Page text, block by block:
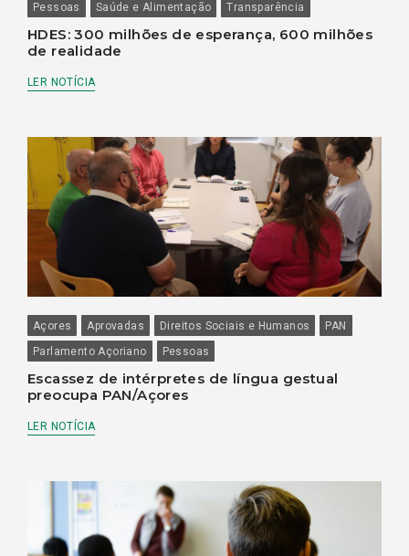
Pessoas Saúde e Alimentação Transparência
HDES: 300 milhões de esperança, 600 milhões
de realidade
LER NOTÍCIA
Açores Aprovadas Direitos Sociais e Humanos
PAN
Parlamento Açoriano
Pessoas
Escassez de intérpretes de língua gestual
preocupa PAN/Açores
LER NOTÍCIA